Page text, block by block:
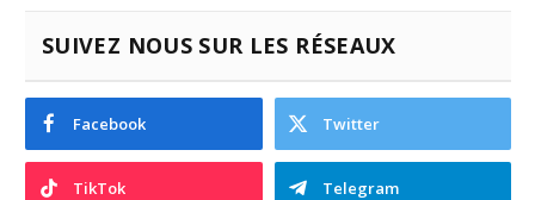
SUIVEZ NOUS SUR LES RÉSEAUX
Facebook Twitter
TikTok Telegram